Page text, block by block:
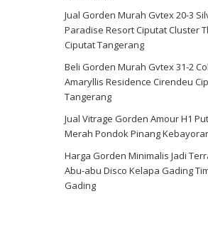
Jual Gorden Murah Gvtex 20-3
Paradise Resort Ciputat Cluster
Ciputat Tangerang
Beli Gorden Murah Gvtex 31-2
Amaryllis Residence Cirendeu
Tangerang
Jual Vitrage Gorden Amour H1
Merah Pondok Pinang
Harga Gorden Minimalis Jadi
Abu-abu Disco Kelapa Gading
Gading